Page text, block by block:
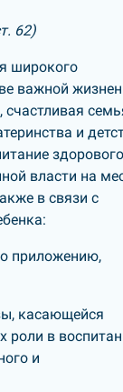
62)
широкого
важной
счастливая
и
власти на
в связи с
приложению,
касающейся
роли в
и